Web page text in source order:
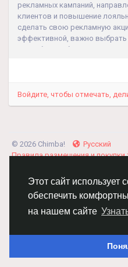
Этот сайт использует
обеспечить
на нашем сайте
рекламных кампаний,
клиентов и повышение
сделать свою рекламную
эффективной, важно выбрать
способного обеспечить
Войдите, чтобы отмечать,
© 2026 Chimba!
Русский
Правила размещения и
Политика